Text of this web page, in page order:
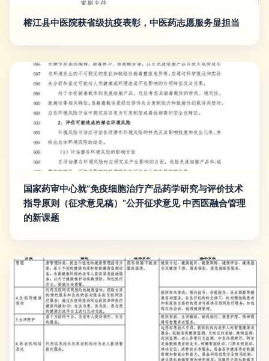
榕江县中医院获省级抗疫表彰，中医药志愿服务显担当
国家药审中心就“免疫细胞治疗产品药学研究与评价技术
指导原则（征求意见稿）”公开征求意见 中西医融合管理
的新课题